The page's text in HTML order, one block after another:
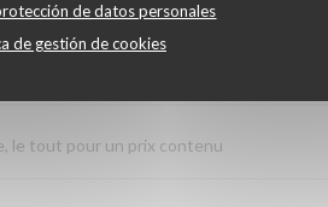
de datos personales
de gestión de cookies
le tout pour un prix contenu